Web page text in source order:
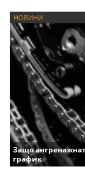
НОВИНИ
Защо
график